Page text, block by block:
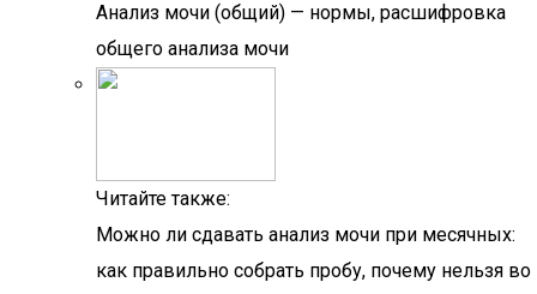
Анализ мочи (общий) — нормы, расшифровка
общего анализа мочи
Читайте также:
Можно ли сдавать анализ мочи при месячных:
как правильно собрать пробу, почему нельзя во